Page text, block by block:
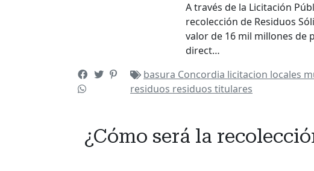
A través de la Licitación
recolección de Residuos
valor de 16 mil millones de
direct…
basura Concordia licitacion locales
residuos residuostitulares
¿Cómo será la